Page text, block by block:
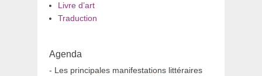
Livre d’art
Traduction
Agenda
- Les principales manifestations littéraires